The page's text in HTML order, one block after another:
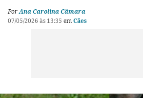
PorAna Carolina Câmara
07/05/2026 às 13:35 emCães